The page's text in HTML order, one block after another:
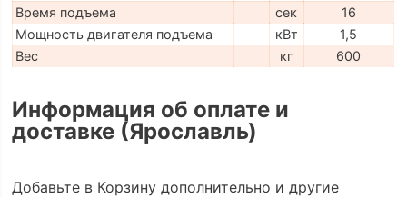
Время подъема
сек
16
Мощность двигателя подъема
кВт
1,5
Вес
кг 600
Информация об оплате и
доставке (Ярославль)
Добавьте в Корзину дополнительно и другие